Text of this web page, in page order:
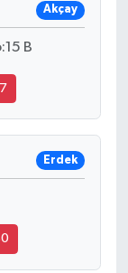
Akçay
B
Erdek